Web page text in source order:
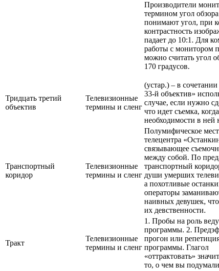
Производители
термином угол
понимают угол, при
контрастность
падает до 10:1. Для
работы с монитором
можно считать угол
170 градусов.
Тридцать третий
объектив
Телевизионные
термины и сленг
(устар.) – в
33-й объектив»
случае, если нужно
что идет съемка,
необходимости в ней
Транспортный
коридор
Телевизионные
термины и сленг
Полумифическое
телецентра
связывающее
между собой. По
транспортный
души умерших
а похотливые
операторы
наивных девушек,
их девственности.
Тракт
Телевизионные
термины и сленг
1. Пробы на роль
программы. 2.
прогон или
программы. Глагол
«оттрактовать»
то, о чем вы